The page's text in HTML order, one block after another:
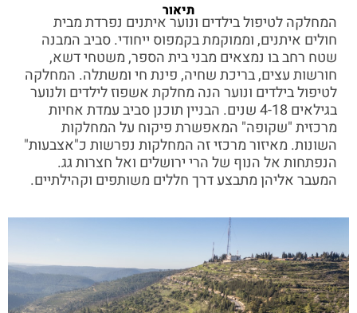
תיאור
המחלקה לטיפול בילדים ונוער איתנים נפרדת מבית
חולים איתנים, וממוקמת בקמפוס ייחודי. סביב המבנה
שטח רחב בו נמצאים מבני בית הספר, משטחי דשא,
חורשות עצים, בריכת שחיה, פינת חי ומשתלה. המחלקה
לטיפול בילדים ונוער הנה מחלקת אשפוז לילדים ולנוער
בגילאים 4-18 שנים. הבניין תוכנן סביב עמדת אחיות
מרכזית "שקופה" המאפשרת פיקוח על המחלקות
השונות. מאיזור מרכזי זה המחלקות נפרשות כ"אצבעות"
הנפתחות אל הנוף של הרי ירושלים ואל חצרות גג.
המעבר אליהן מתבצע דרך חללים משותפים וקהילתיים.